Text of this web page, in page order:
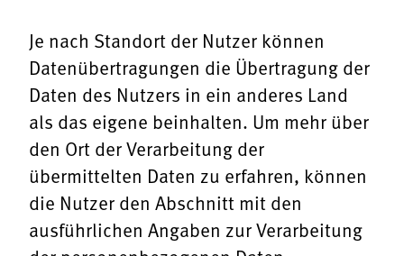
Je nach Standort der Nutzer können
Datenübertragungen die Übertragung der
Daten des Nutzers in ein anderes Land
als das eigene beinhalten. Um mehr über
den Ort der Verarbeitung der
übermittelten Daten zu erfahren, können
die Nutzer den Abschnitt mit den
ausführlichen Angaben zur Verarbeitung